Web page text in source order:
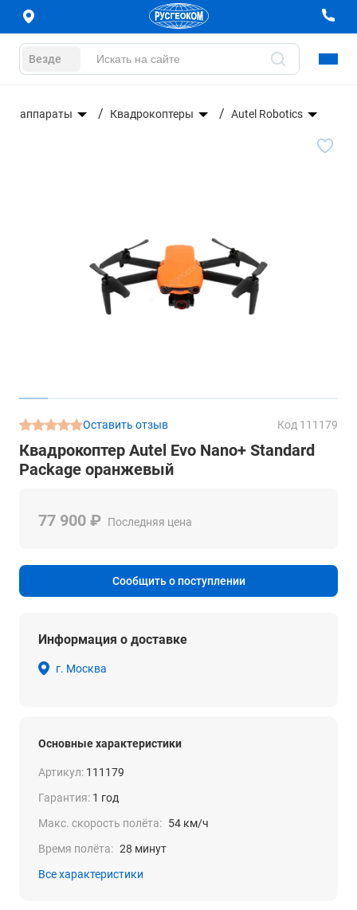
Везде
аппараты Квадрокоптеры Autel Robotics
Оставить отзыв Код 111179
Квадрокоптер Autel Evo Nano+ Standard
Package оранжевый
77 900 ₽ Последняя цена
Сообщить о поступлении
Информация о доставке
г. Москва
Основные характеристики
Артикул: 111179
Гарантия: 1 год
Макс. скорость полёта: 54 км/ч
Время полёта: 28 минут
Все характеристики